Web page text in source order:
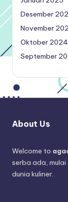
Desember
November
Oktober 2024
September
About Us
Welcome to
serba ada, mulai
dunia kuliner.